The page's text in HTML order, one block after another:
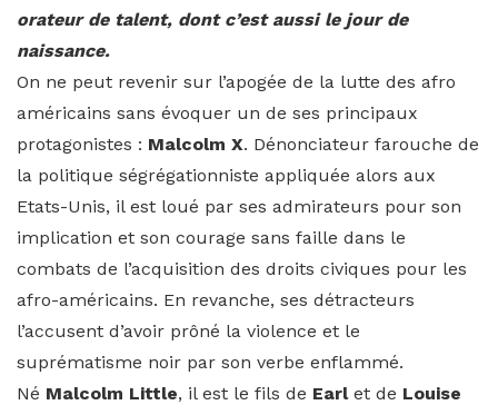
orateur de talent, dont c’est aussi le jour de
naissance.
On ne peut revenir sur l’apogée de la lutte des afro
américains sans évoquer un de ses principaux
protagonistes : Malcolm X. Dénonciateur farouche de
la politique ségrégationniste appliquée alors aux
Etats-Unis, il est loué par ses admirateurs pour son
implication et son courage sans faille dans le
combats de l’acquisition des droits civiques pour les
afro-américains. En revanche, ses détracteurs
l’accusent d’avoir prôné la violence et le
suprématisme noir par son verbe enflammé.
Né Malcolm Little, il est le fils de Earlet de Louise